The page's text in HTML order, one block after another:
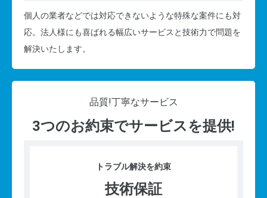
個人の業者などでは対応できないような特殊な案件にも対
応。法人様にも喜ばれる幅広いサービスと技術力で問題を
解決いたします。
品質!丁寧なサービス
3つのお約束でサービスを提供!
トラブル解決を約束
技術保証